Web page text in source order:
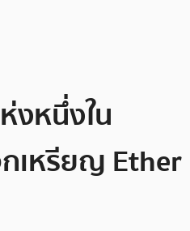
งหนึ่งใน
เหรียญ Ether